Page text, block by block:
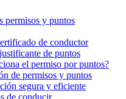
permisos y puntos
de conductor
de puntos
el permiso por puntos?
de permisos y puntos
segura y eficiente